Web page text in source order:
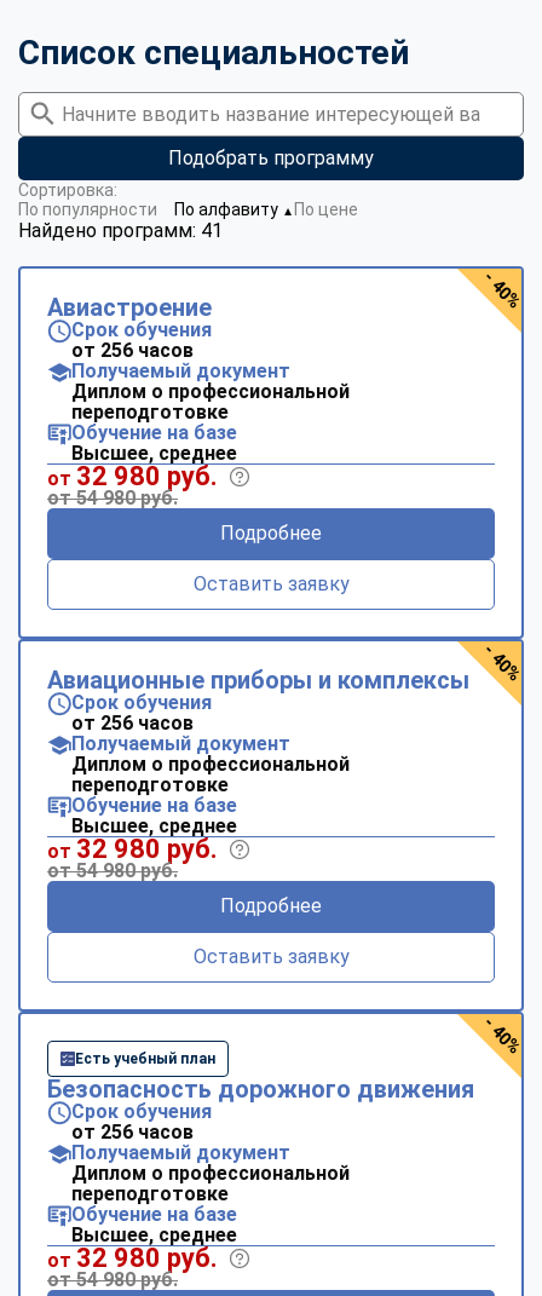
Список специальностей
Подобрать программу
Найдено программ: 41
Сортировка:
По популярности
По алфавиту ▼ По цене
Авиастроение
Срок обучения
от 256 часов
Получаемый документ
Диплом о профессиональной
переподготовке
Обучение на базе
Высшее, среднее
от 32 980 руб.
от 54 980 руб.
Подробнее
Оставить заявку
- 40%
Авиационные приборы и комплексы
Срок обучения
от 256 часов
Получаемый документ
Диплом о профессиональной
переподготовке
Обучение на базе
Высшее, среднее
от 32 980 руб.
от 54 980 руб.
Подробнее
Оставить заявку
- 40%
Есть учебный план
Безопасность дорожного движения
Срок обучения
от 256 часов
Получаемый документ
Диплом о профессиональной
переподготовке
Обучение на базе
Высшее, среднее
от 32 980 руб.
от 54 980 руб.
- 40%